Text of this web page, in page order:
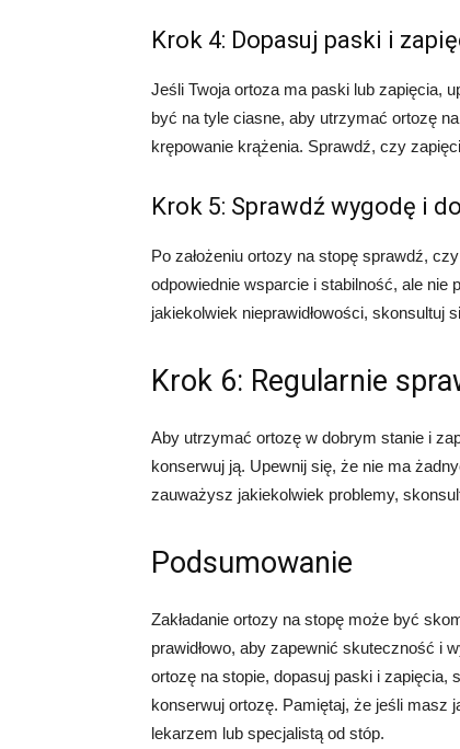
Krok 4: Dopasuj paski i
Jeśli Twoja ortoza ma paski lub zapięcia,
być na tyle ciasne, aby utrzymać ortozę
krępowanie krążenia. Sprawdź, czy
Krok 5: Sprawdź wygodę i
Po założeniu ortozy na stopę sprawdź,
odpowiednie wsparcie i stabilność, ale nie
jakiekolwiek nieprawidłowości, skonsultuj
Krok 6: Regularnie
Aby utrzymać ortozę w dobrym stanie i
konserwuj ją. Upewnij się, że nie ma
zauważysz jakiekolwiek problemy,
Podsumowanie
Zakładanie ortozy na stopę może być
prawidłowo, aby zapewnić skuteczność i
ortozę na stopie, dopasuj paski i zapięcia,
konserwuj ortozę. Pamiętaj, że jeśli masz
lekarzem lub specjalistą od stóp.